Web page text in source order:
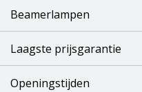
Beamerlampen
Laagste prijsgarantie
Openingstijden